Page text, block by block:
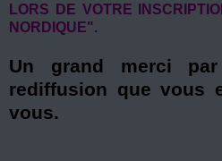
LORS DE VOTRE
NORDIQUE".
Un grand merci
rediffusion que vous
vous.